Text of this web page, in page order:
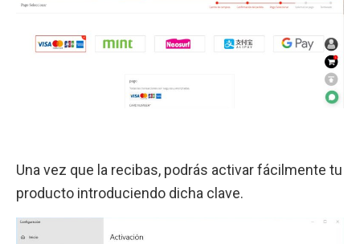
Una vez que la recibas, podrás activar fácilmente tu
producto introduciendo dicha clave.